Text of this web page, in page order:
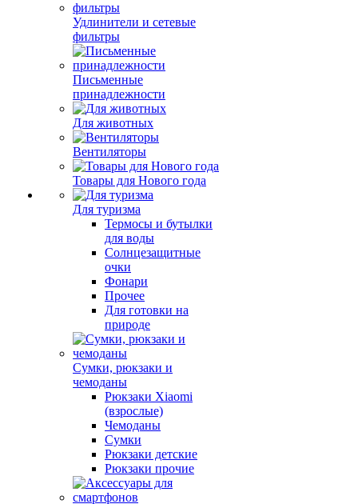
Удлинители и сетевые
фильтры
Письменные
принадлежности
Для животных
Вентиляторы
Товары для Нового года
Для туризма
Термосы и бутылки
для воды
Солнцезащитные
очки
Фонари
Прочее
Для готовки на
природе
Сумки, рюкзаки и
чемоданы
Рюкзаки Xiaomi
(взрослые)
Чемоданы
Сумки
Рюкзаки детские
Рюкзаки прочие